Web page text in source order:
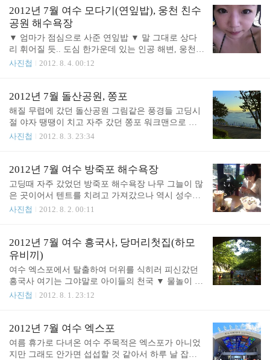
만 케이블카 배정이 일반 다섯대가 온 후 크리스탈
한대가 오는 식이어서 크리스탈의 대기열이 훨씬 더
디게 줄어드는 경향이 있으니 이런점도 고려해야 할
듯. 어쨌..
도촬 ▼ 안둘리가 델꼬온 방아깨비 ▼ 백야도 ▼ 휴
가 끝.
2012년 7월 여수 모다기(연잎밥), 웅천 친수
공원 해수욕장
▼ 엄마가 점심으로 사준 연잎밥 ▼ 말 그대로 상다
리 휘어질 듯.. 도심 한가운데 있는 인공 해변, 웅천
친수공원 아파트 촌 바로 앞에 해수욕장이 있는게 마
▼ 뙈약볕 속에 정신없이 놀다보면 깜둥이가 되는 것
이 인지상정, 올해도 역시나.. ㅎㅎ ▼ 우리 옆에서 놀
던 귀여운 강아지들~ 엄마와 아기
사진첩 2012. 8. 4. 00:12
2012년 7월 돌산공원, 쫑포
해질 무렵에 갔던 돌산공원 그림같은 풍경들 고딩시
절 야자 땡땡이 치고 자주 갔던 쫑포 워크맨으로 노
래를 들으며 바다를 보던 기억 ▼ 레알 하의실종 같
사진첩 2012. 8. 3. 23:34
2012년 7월 여수 방죽포 해수욕장
고딩때 자주 갔었던 방죽포 해수욕장 나무 그늘이 많
은 곳이어서 텐트를 치려고 가져갔으나 역시 성수기
라서인지 사람이 많아서 해수욕만 하고 텐트는 걍 넣
사진첩 2012. 8. 2. 00:11
2012년 7월 여수 흥국사, 당머리첫집(하모
유비끼)
여수 엑스포에서 탈출하여 더위를 식히러 피신갔던
흥국사 여기는 그야말로 아이들의 천국 ▼ 물놀이 중
인 꼬꼬마들 ▼ 경치를 즐기며 아이스크림 먹는 모녀
어봤다. 먹느라 음식 사진은 찍지 못함; -_a- 막 건강
해질 것 같은 느낌이 드는 맛이었다!! ㅋㅋ
사진첩 2012. 8. 1. 23:12
2012년 7월 여수 엑스포
여름 휴가로 다녀온 여수 주목적은 엑스포가 아니었
지만 그래도 안가면 섭섭할 것 같아서 하루 날 잡아